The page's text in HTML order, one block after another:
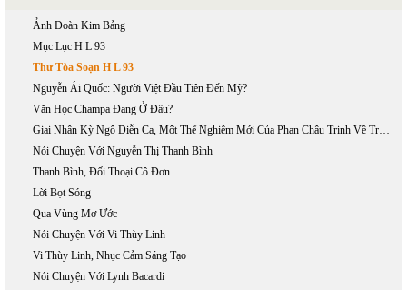
Ảnh Đoàn Kim Bảng
Mục Lục H L 93
Thư Tòa Soạn H L 93
Nguyễn Ái Quốc: Người Việt Đầu Tiên Đến Mỹ?
Văn Học Champa Đang Ở Đâu?
Giai Nhân Kỳ Ngộ Diễn Ca, Một Thể Nghiệm Mới Của Phan Châu Trinh Về Truyện Thơ Lục Bát
Nói Chuyện Với Nguyễn Thị Thanh Bình
Thanh Bình, Đối Thoại Cô Đơn
Lời Bọt Sóng
Qua Vùng Mơ Ước
Nói Chuyện Với Vi Thùy Linh
Vi Thùy Linh, Nhục Cảm Sáng Tạo
Nói Chuyện Với Lynh Bacardi